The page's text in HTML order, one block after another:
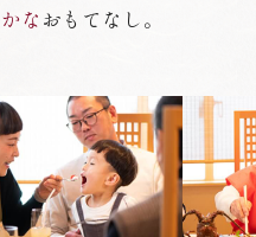
な おもてなし。